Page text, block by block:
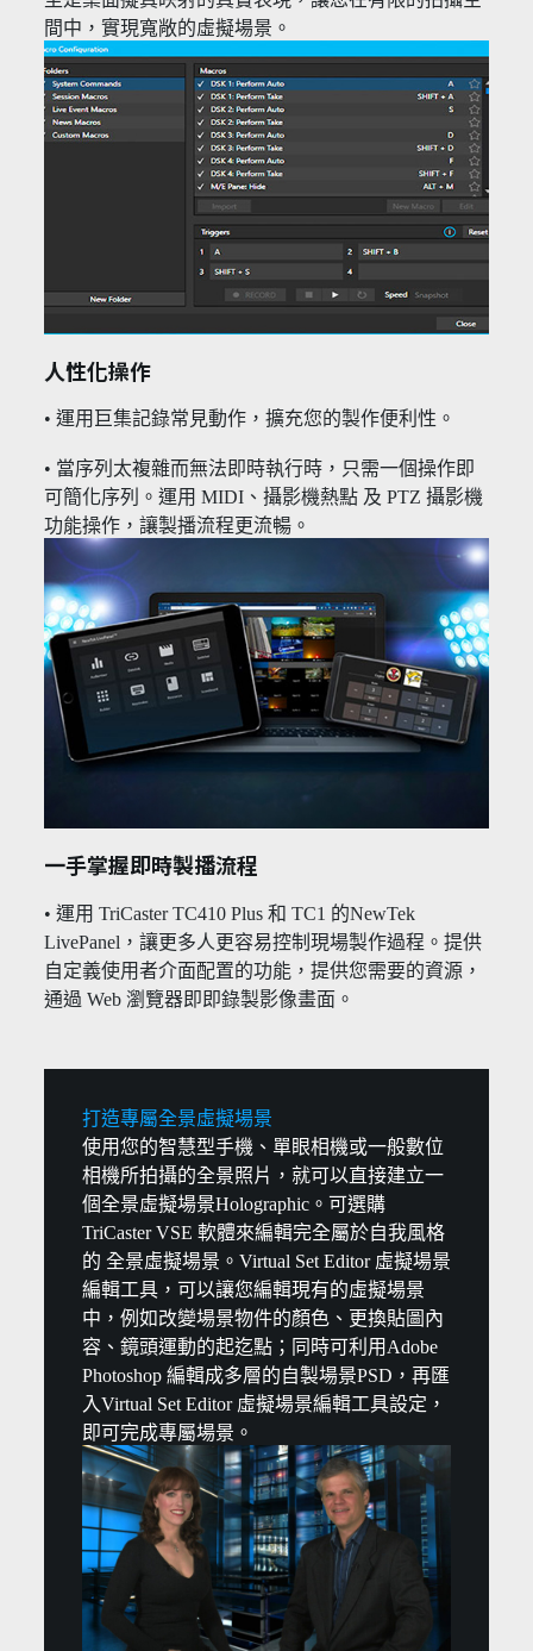
間中，實現寬敞的虛擬場景。
人性化操作
• 運用巨集記錄常見動作，擴充您的製作便利性。
• 當序列太複雜而無法即時執行時，只需一個操作即
可簡化序列。運用 MIDI、攝影機熱點 及 PTZ 攝影機
功能操作，讓製播流程更流暢。
一手掌握即時製播流程
• 運用 TriCaster TC410 Plus 和 TC1 的NewTek
LivePanel，讓更多人更容易控制現場製作過程。提供
自定義使用者介面配置的功能，提供您需要的資源，
通過 Web 瀏覽器即即錄製影像畫面。
打造專屬全景虛擬場景
使用您的智慧型手機、單眼相機或一般數位
相機所拍攝的全景照片，就可以直接建立一
個全景虛擬場景Holographic。可選購
TriCaster VSE 軟體來編輯完全屬於自我風格
的 全景虛擬場景。Virtual Set Editor 虛擬場景
編輯工具，可以讓您編輯現有的虛擬場景
中，例如改變場景物件的顏色、更換貼圖內
容、鏡頭運動的起迄點；同時可利用Adobe
Photoshop 編輯成多層的自製場景PSD，再匯
入Virtual Set Editor 虛擬場景編輯工具設定，
即可完成專屬場景。